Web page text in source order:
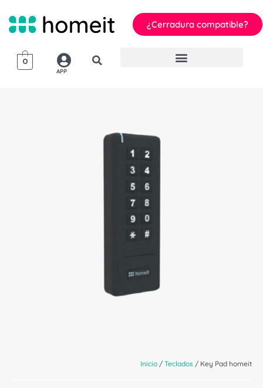
¿Cerradura compatible?
0
APP
Inicio /Teclados / Key Pad homeit